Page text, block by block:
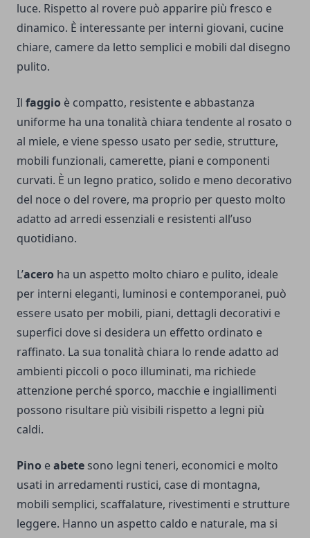
luce. Rispetto al rovere può apparire più fresco e
dinamico. È interessante per interni giovani, cucine
chiare, camere da letto semplici e mobili dal disegno
pulito.
Il faggio è compatto, resistente e abbastanza
uniforme ha una tonalità chiara tendente al rosato o
al miele, e viene spesso usato per sedie, strutture,
mobili funzionali, camerette, piani e componenti
curvati. È un legno pratico, solido e meno decorativo
del noce o del rovere, ma proprio per questo molto
adatto ad arredi essenziali e resistenti all’uso
quotidiano.
L’acero ha un aspetto molto chiaro e pulito, ideale
per interni eleganti, luminosi e contemporanei, può
essere usato per mobili, piani, dettagli decorativi e
superfici dove si desidera un effetto ordinato e
raffinato. La sua tonalità chiara lo rende adatto ad
ambienti piccoli o poco illuminati, ma richiede
attenzione perché sporco, macchie e ingiallimenti
possono risultare più visibili rispetto a legni più
caldi.
Pino eabete sono legni teneri, economici e molto
usati in arredamenti rustici, case di montagna,
mobili semplici, scaffalature, rivestimenti e strutture
leggere. Hanno un aspetto caldo e naturale, ma si